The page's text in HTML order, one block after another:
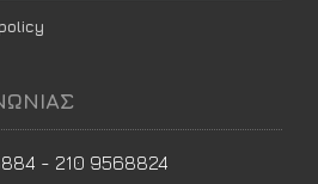
- 210 9568824